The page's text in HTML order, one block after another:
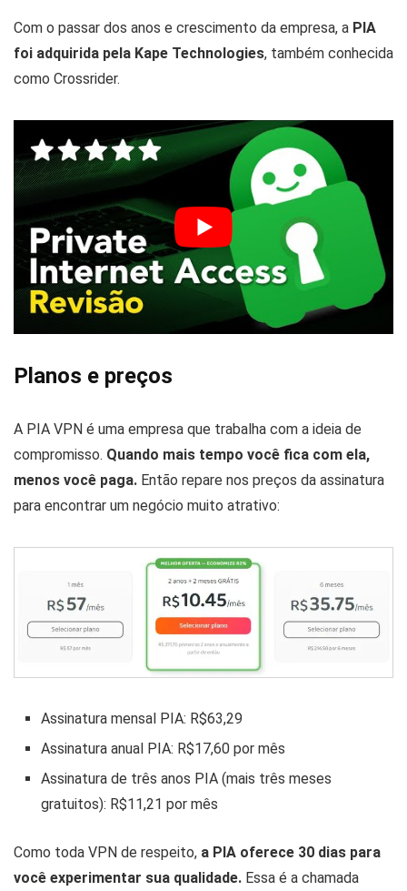
Com o passar dos anos e crescimento da empresa, a PIA
foi adquirida pela Kape Technologies, também conhecida
como Crossrider.
Planos e preços
A PIA VPN é uma empresa que trabalha com a ideia de
compromisso. Quando mais tempo você fica com ela,
menos você paga. Então repare nos preços da assinatura
para encontrar um negócio muito atrativo:
Assinatura mensal PIA: R$63,29
Assinatura anual PIA: R$17,60 por mês
Assinatura de três anos PIA (mais três meses
gratuitos): R$11,21 por mês
Como toda VPN de respeito, a PIA oferece 30 dias para
você experimentar sua qualidade. Essa é a chamada